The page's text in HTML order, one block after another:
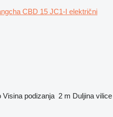
CBD 15 JC1-I električni
Visina podizanja 2 m Duljina vilice